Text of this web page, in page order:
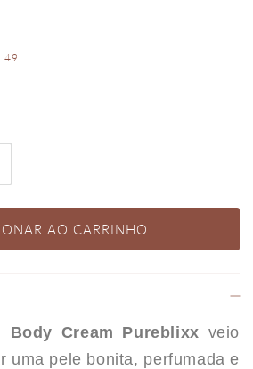
AO CARRINHO
Body Cream Pureblixx veio
uma pele bonita, perfumada e